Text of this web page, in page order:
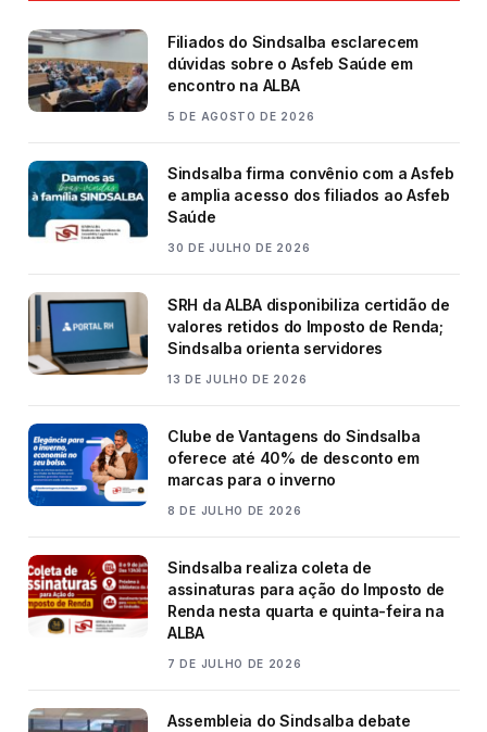
Filiados do Sindsalba esclarecem
dúvidas sobre o Asfeb Saúde em
encontro na ALBA
5 DE AGOSTO DE 2026
Sindsalba firma convênio com a Asfeb
e amplia acesso dos filiados ao Asfeb
Saúde
30 DE JULHO DE 2026
SRH da ALBA disponibiliza certidão de
valores retidos do Imposto de Renda;
Sindsalba orienta servidores
13 DE JULHO DE 2026
Clube de Vantagens do Sindsalba
oferece até 40% de desconto em
marcas para o inverno
8 DE JULHO DE 2026
Sindsalba realiza coleta de
assinaturas para ação do Imposto de
Renda nesta quarta e quinta-feira na
ALBA
7 DE JULHO DE 2026
Assembleia do Sindsalba debate